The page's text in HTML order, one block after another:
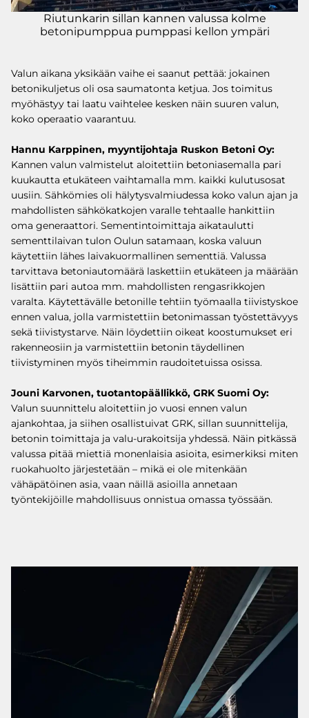
Riutunkarin sillan kannen valussa kolme
betonipumppua pumppasi kellon ympäri
Valun aikana yksikään vaihe ei saanut pettää: jokainen
betonikuljetus oli osa saumatonta ketjua. Jos toimitus
myöhästyy tai laatu vaihtelee kesken näin suuren valun,
koko operaatio vaarantuu.
Hannu Karppinen, myyntijohtaja Ruskon Betoni Oy:
Kannen valun valmistelut aloitettiin betoniasemalla pari
kuukautta etukäteen vaihtamalla mm. kaikki kulutusosat
uusiin. Sähkömies oli hälytysvalmiudessa koko valun ajan ja
mahdollisten sähkökatkojen varalle tehtaalle hankittiin
oma generaattori. Sementintoimittaja aikataulutti
sementtilaivan tulon Oulun satamaan, koska valuun
käytettiin lähes laivakuormallinen sementtiä. Valussa
tarvittava betoniautomäärä laskettiin etukäteen ja määrään
lisättiin pari autoa mm. mahdollisten rengasrikkojen
varalta. Käytettävälle betonille tehtiin työmaalla tiivistyskoe
ennen valua, jolla varmistettiin betonimassan työstettävyys
sekä tiivistystarve. Näin löydettiin oikeat koostumukset eri
rakenneosiin ja varmistettiin betonin täydellinen
tiivistyminen myös tiheimmin raudoitetuissa osissa.
Jouni Karvonen, tuotantopäällikkö, GRK Suomi Oy:
Valun suunnittelu aloitettiin jo vuosi ennen valun
ajankohtaa, ja siihen osallistuivat GRK, sillan suunnittelija,
betonin toimittaja ja valu-urakoitsija yhdessä. Näin pitkässä
valussa pitää miettiä monenlaisia asioita, esimerkiksi miten
ruokahuolto järjestetään – mikä ei ole mitenkään
vähäpätöinen asia, vaan näillä asioilla annetaan
työntekijöille mahdollisuus onnistua omassa työssään.